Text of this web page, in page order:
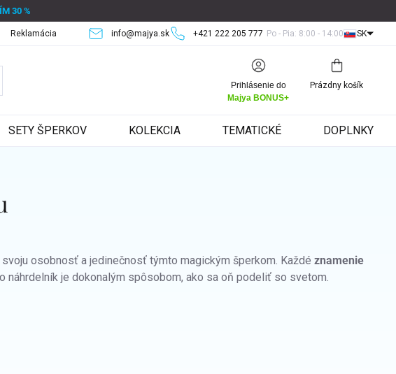
30 %
+421 222 205 777 Po - Pia: 8:00 - 14:00
info@majya.sk
Reklamácia SK
Prihlásenie do
Majya BONUS+
Nákupný
košík
Prázdny košík
SETY ŠPERKOV KOLEKCIA TEMATICKÉ DOPLNKY
osobnosť a jedinečnosť týmto magickým šperkom. Každé znamenie
náhrdelník je dokonalým spôsobom, ako sa oň podeliť so svetom.